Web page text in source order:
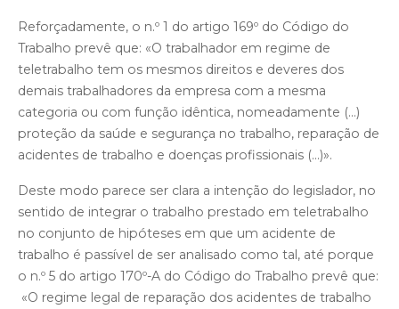
Reforçadamente, o n.º 1 do artigo 169º do Código do
Trabalho prevê que: «O trabalhador em regime de
teletrabalho tem os mesmos direitos e deveres dos
demais trabalhadores da empresa com a mesma
categoria ou com função idêntica, nomeadamente (...)
proteção da saúde e segurança no trabalho, reparação de
acidentes de trabalho e doenças profissionais (...)».
Deste modo parece ser clara a intenção do legislador, no
sentido de integrar o trabalho prestado em teletrabalho
no conjunto de hipóteses em que um acidente de
trabalho é passível de ser analisado como tal, até porque
o n.º 5 do artigo 170º-A do Código do Trabalho prevê que:
«O regime legal de reparação dos acidentes de trabalho